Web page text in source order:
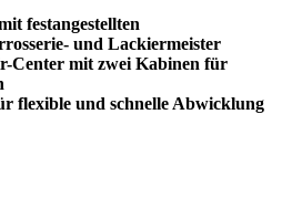
festangestellten
und Lackiermeister
Center mit zwei Kabinen für
flexible und schnelle Abwicklung